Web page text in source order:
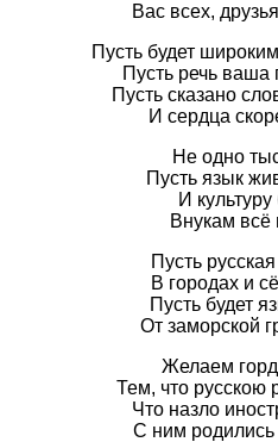
Вас всех,
Пусть будет
Пусть речь ваша
Пусть сказано
И сердца
Не одно
Пусть язык
И
Внукам всё
Пусть
В городах и
Пусть будет
От заморской
Желаем
Тем, что русскою
Что назло
С ним родились